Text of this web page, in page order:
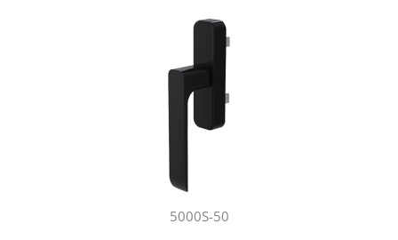
5000S-50